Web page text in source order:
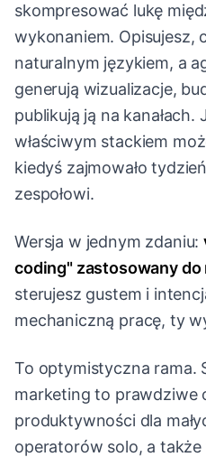
skompresować lukę
wykonaniem. Opisujesz,
naturalnym językiem, a
generują wizualizacje,
publikują ją na kanałach.
właściwym stackiem
kiedyś zajmowało
zespołowi.
Wersja w jednym zdaniu:
coding" zastosowany do
sterujesz gustem i
mechaniczną pracę, ty
To optymistyczna rama.
marketing to prawdziwe
produktywności dla
operatorów solo, a